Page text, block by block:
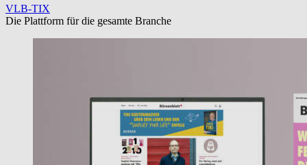
VLB-TIX
Die Plattform für die gesamte Branche